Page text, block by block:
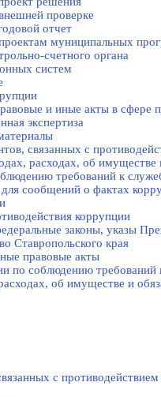
проверке
отчет
муниципальных
счетного органа
систем
и иные акты в сфере
экспертиза
связанных с
расходах, об
требований к
для сообщений о фактах
коррупции
законы, указы
Ставропольского края
правовые акты
по соблюдению
об имуществе и
с противодействием